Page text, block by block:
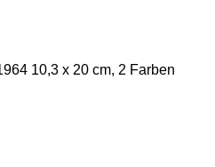
10,3 x 20 cm, 2 Farben